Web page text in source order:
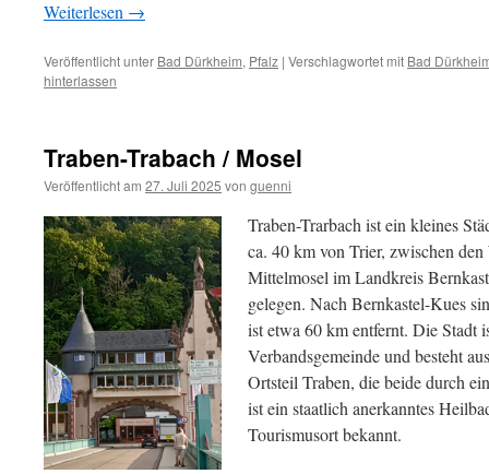
Weiterlesen →
Veröffentlicht unter Bad Dürkheim, Pfalz | Verschlagwortet mit Bad
hinterlassen
Traben-Trabach / Mosel
Veröffentlicht am 27. Juli 2025 von guenni
Traben-Trarbach ist ein kleines
ca. 40 km von Trier, zwischen
Mittelmosel im Landkreis
gelegen. Nach Bernkastel-Kues
ist etwa 60 km entfernt. Die Stadt
Verbandsgemeinde und besteht
Ortsteil Traben, die beide durch
ist ein staatlich anerkanntes
Tourismusort bekannt.